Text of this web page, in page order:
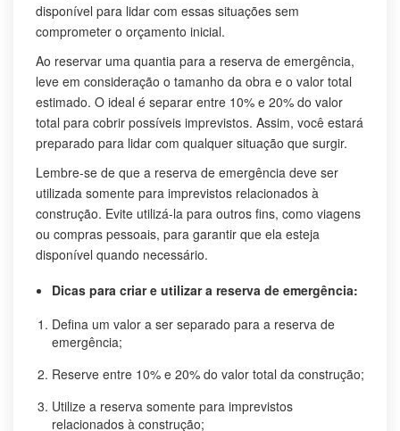
disponível para lidar com essas situações sem
comprometer o orçamento inicial.
Ao reservar uma quantia para a reserva de emergência,
leve em consideração o tamanho da obra e o valor total
estimado. O ideal é separar entre 10% e 20% do valor
total para cobrir possíveis imprevistos. Assim, você estará
preparado para lidar com qualquer situação que surgir.
Lembre-se de que a reserva de emergência deve ser
utilizada somente para imprevistos relacionados à
construção. Evite utilizá-la para outros fins, como viagens
ou compras pessoais, para garantir que ela esteja
disponível quando necessário.
Dicas para criar e utilizar a reserva de emergência:
Defina um valor a ser separado para a reserva de
emergência;
Reserve entre 10% e 20% do valor total da construção;
Utilize a reserva somente para imprevistos
relacionados à construção;